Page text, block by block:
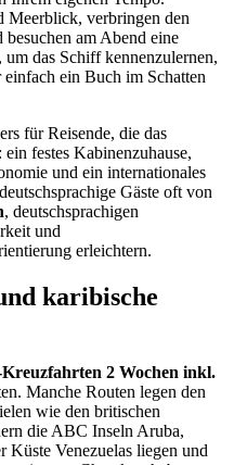
Meerblick, verbringen den
am Abend eine
um das Schiff kennenzulernen,
ein Buch im Schatten
für Reisende, die das
festes Kabinenzuhause,
und ein internationales
Gäste oft von
, deutschsprachigen
und
erleichtern.
karibische
2 Wochen inkl.
Manche Routen legen den
wie den britischen
die ABC Inseln Aruba,
Küste Venezuelas liegen und